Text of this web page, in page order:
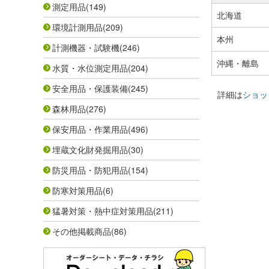
測定用品(149)
環境計測用品(209)
計測機器・試験機(246)
水質・水位測定用品(204)
安全用品・保護装備(245)
森林用品(276)
保安用品・作業用品(496)
埋蔵文化財発掘用品(30)
防災用品・防犯用品(154)
防寒対策用品(6)
猛暑対策・熱中症対策用品(211)
その他掲載商品(86)
北海道
本州
沖縄・離島
詳細はショ